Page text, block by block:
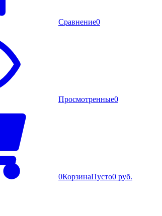
Сравнение0
Просмотренные0
0КорзинаПусто0 руб.